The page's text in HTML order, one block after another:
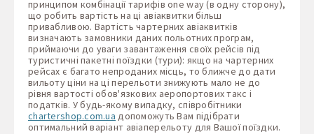
принципом комбінації тарифів one way (в одну сторону),
що робить вартість на ці авіаквитки більш
привабливою. Вартість чартерних авіаквитків
визначають замовники даних польотних програм,
приймаючи до уваги завантаження своїх рейсів під
туристичні пакетні поїздки (тури): якщо на чартерних
рейсах є багато непроданих місць, то ближче до дати
вильоту ціни на ці перельоти знижують мало не до
рівня вартості обов'язкових аеропортових такс і
податків. У будь-якому випадку, співробітники
chartershop.com.ua допоможуть Вам підібрати
оптимальний варіант авіаперельоту для Вашої поїздки.